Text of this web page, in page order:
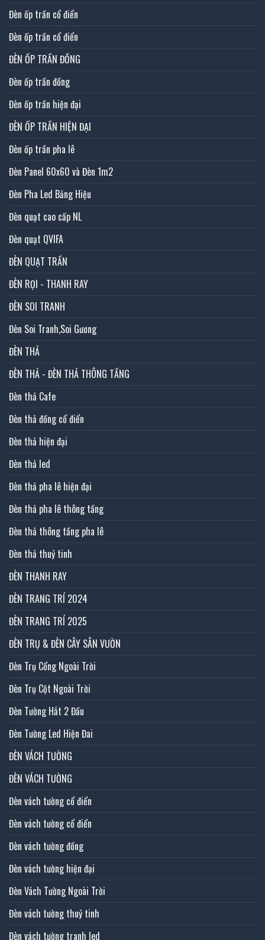
Đèn ốp trần cổ điển
Đèn ốp trần cổ điển
ĐÈN ỐP TRẦN ĐỒNG
Đèn ốp trần đồng
Đèn ốp trần hiện đại
ĐÈN ỐP TRẦN HIỆN ĐẠI
Đèn ốp trần pha lê
Đèn Panel 60x60 và Đèn 1m2
Đèn Pha Led Bảng Hiệu
Đèn quạt cao cấp NL
Đèn quạt QVIFA
ĐÈN QUẠT TRẦN
ĐÈN RỌI - THANH RAY
ĐÈN SOI TRANH
Đèn Soi Tranh,Soi Gương
ĐÈN THẢ
ĐÈN THẢ - ĐÈN THẢ THÔNG TẦNG
Đèn thả Cafe
Đèn thả đồng cổ điển
Đèn thả hiện đại
Đèn thả led
Đèn thả pha lê hiện đại
Đèn thả pha lê thông tầng
Đèn thả thông tầng pha lê
Đèn thả thuỷ tinh
ĐÈN THANH RAY
ĐÈN TRANG TRÍ 2024
ĐÈN TRANG TRÍ 2025
ĐÈN TRỤ & ĐÈN CÂY SÂN VƯỜN
Đèn Trụ Cổng Ngoài Trời
Đèn Trụ Cột Ngoài Trời
Đèn Tường Hắt 2 Đầu
Đèn Tường Led Hiện Đai
ĐÈN VÁCH TƯỜNG
ĐÈN VÁCH TƯỜNG
Đèn vách tường cổ điển
Đèn vách tường cổ điển
Đèn vách tường đồng
Đèn vách tường hiện đại
Đèn Vách Tường Ngoài Trời
Đèn vách tường thuỷ tinh
Đèn vách tường tranh led